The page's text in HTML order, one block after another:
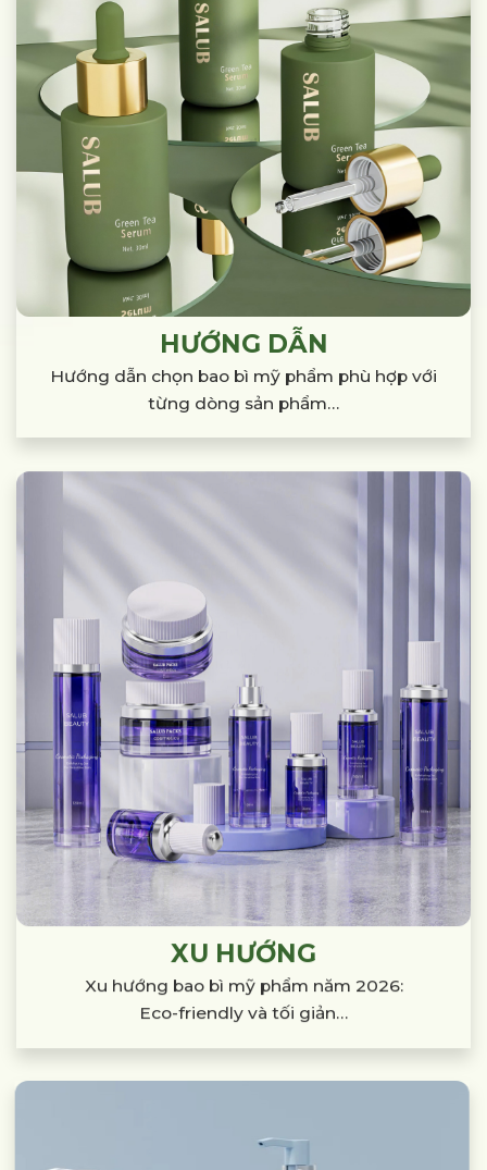
HƯỚNG DẪN
Hướng dẫn chọn bao bì mỹ phẩm phù hợp với
từng dòng sản phẩm…
XU HƯỚNG
Xu hướng bao bì mỹ phẩm năm 2026:
Eco-friendly và tối giản…